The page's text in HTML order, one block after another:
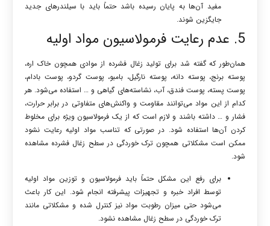
مفید آن‌ها به پایان رسیده باشد حتماً باید با سیلندرهای جدید
جایگزین شوند.
5. عدم رعایت فرمولاسیون مواد اولیه
همان‌طور که گفته شد برای تولید زغال فشرده از موادی همچون خاک اره،
پوسته برنج، پوسته دانه، پوسته نارگیل، بامبو، پوست گردو، پوست بادام،
پوست پسته، پوست فندق، آب، نشاسته‌های گیاهی و … استفاده می‌شود. هر
کدام از این مواد می‌توانند مقاومت و واکنش‌های متفاوتی در برابر حرارت،
فشار و … داشته باشند و لازم است که از یک فرمولاسیون ویژه برای مخلوط
کردن آن‌ها استفاده شود. در صورتی که تناسب مواد اولیه رعایت نشود
ممکن است مشکلاتی همچون ترک خوردگی در سطح زغال فشرده مشاهده
شود.
برای رفع این مشکل حتماً باید فرمولاسیون و توزین مواد اولیه
توسط افراد خبره و تجهیزات پیشرفته انجام شود. این کار باعث
می‌شود حتی میزان رطوبت مواد نیز کنترل شده و مشکلاتی مانند
ترک خوردگی در سطح زغال مشاهده نشود.